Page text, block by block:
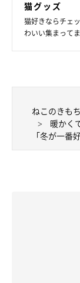
▼人気の過去記
「服に大量の猫
に、イケメン美
猫グッズ
猫好きならチェ
わいい集まって
ねこのきもち
暖かく
「冬が一番